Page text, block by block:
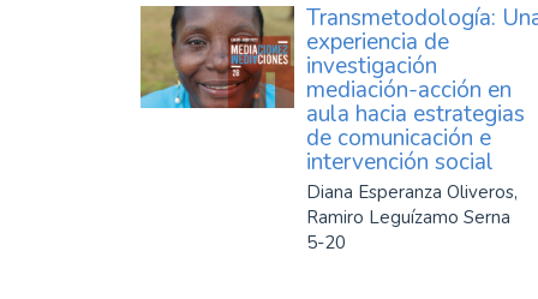
Transmetodología:
experiencia de
investigación
mediación-acción en
aula hacia estrategias
de comunicación e
intervención social
Diana Esperanza Oliveros,
Ramiro Leguízamo Serna
5-20